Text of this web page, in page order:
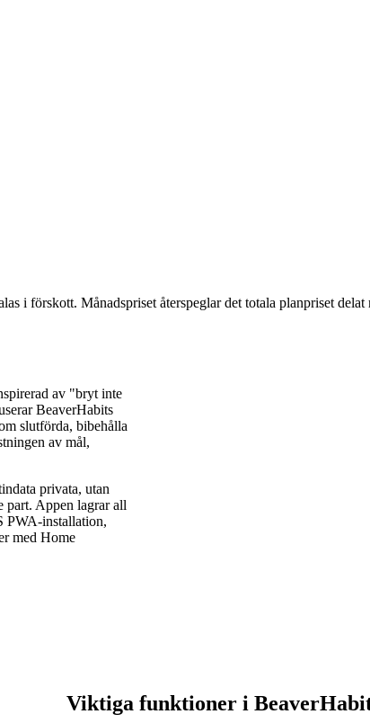
i förskott. Månadspriset återspeglar det totala planpriset delat
av "bryt inte
BeaverHabits
slutförda, bibehålla
av mål,
privata, utan
part. Appen lagrar all
PWA-installation,
med Home
Viktiga funktioner i